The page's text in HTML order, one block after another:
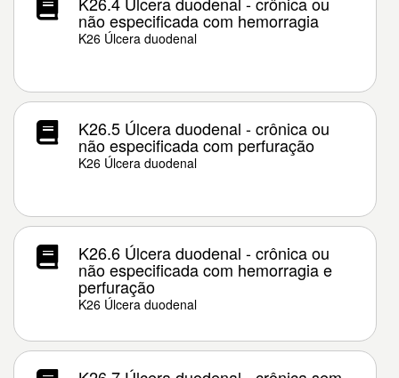
não especificada com hemorragia
K26 Úlcera duodenal
K26.5 Úlcera duodenal - crônica ou
não especificada com perfuração
K26 Úlcera duodenal
K26.6 Úlcera duodenal - crônica ou
não especificada com hemorragia e
perfuração
K26 Úlcera duodenal